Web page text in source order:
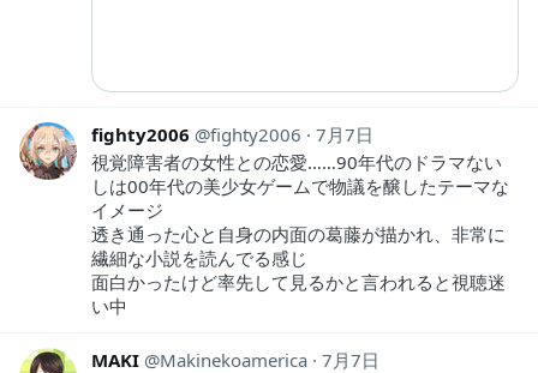
fighty2006 fighty2006
7月7日
視覚障害者の女性との恋愛……90年代のドラマない
しは00年代の美少女ゲームで物議を醸したテーマな
イメージ
透き通った心と自身の内面の葛藤が描かれ、非常に
繊細な小説を読んでる感じ
面白かったけど率先して見るかと言われると視聴迷
い中
MAKI Makinekoamerica 7月7日